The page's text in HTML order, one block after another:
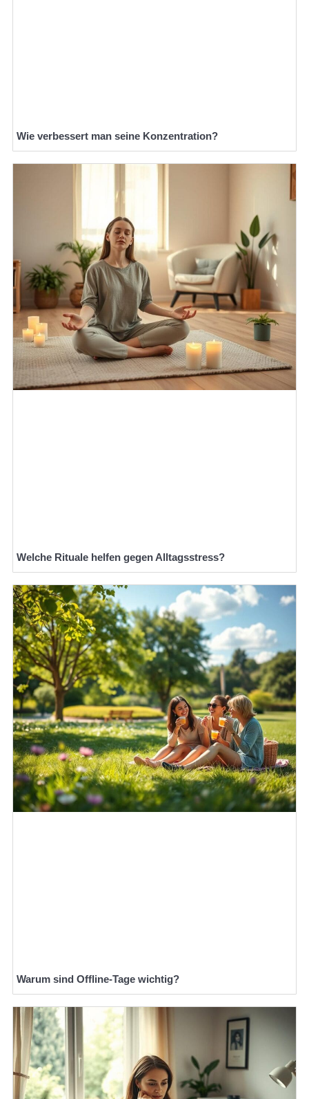
Wie verbessert man seine Konzentration?
Welche Rituale helfen gegen Alltagsstress?
Warum sind Offline-Tage wichtig?